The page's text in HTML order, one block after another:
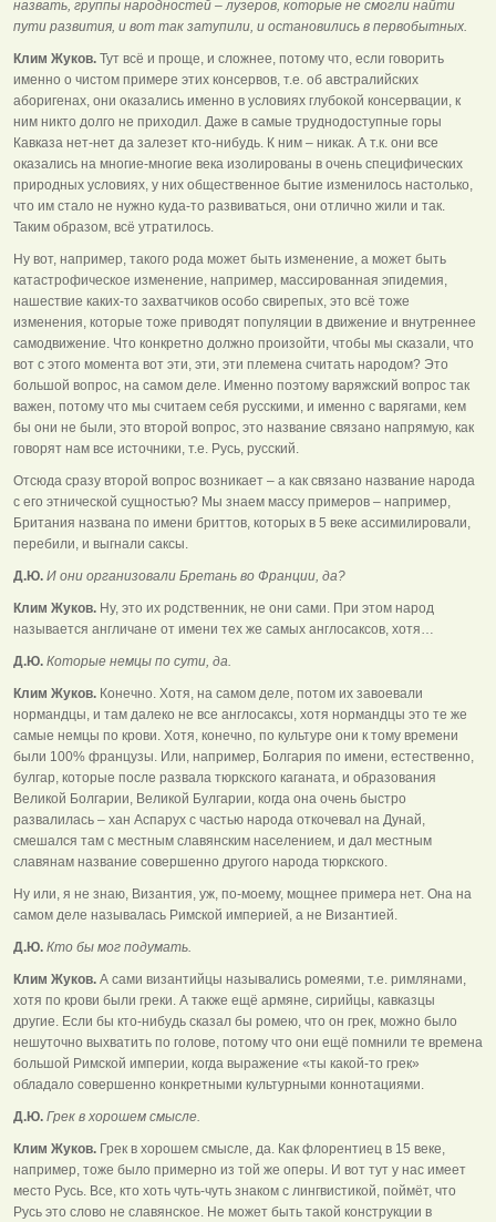
назвать, группы народностей – лузеров, которые не смогли найти
пути развития, и вот так затупили, и остановились в первобытных.
Клим Жуков. Тут всё и проще, и сложнее, потому что, если говорить
именно о чистом примере этих консервов, т.е. об австралийских
аборигенах, они оказались именно в условиях глубокой консервации, к
ним никто долго не приходил. Даже в самые труднодоступные горы
Кавказа нет-нет да залезет кто-нибудь. К ним – никак. А т.к. они все
оказались на многие-многие века изолированы в очень специфических
природных условиях, у них общественное бытие изменилось настолько,
что им стало не нужно куда-то развиваться, они отлично жили и так.
Таким образом, всё утратилось.
Ну вот, например, такого рода может быть изменение, а может быть
катастрофическое изменение, например, массированная эпидемия,
нашествие каких-то захватчиков особо свирепых, это всё тоже
изменения, которые тоже приводят популяции в движение и внутреннее
самодвижение. Что конкретно должно произойти, чтобы мы сказали, что
вот с этого момента вот эти, эти, эти племена считать народом? Это
большой вопрос, на самом деле. Именно поэтому варяжский вопрос так
важен, потому что мы считаем себя русскими, и именно с варягами, кем
бы они не были, это второй вопрос, это название связано напрямую, как
говорят нам все источники, т.е. Русь, русский.
Отсюда сразу второй вопрос возникает – а как связано название народа
с его этнической сущностью? Мы знаем массу примеров – например,
Британия названа по имени бриттов, которых в 5 веке ассимилировали,
перебили, и выгнали саксы.
Д.Ю. И они организовали Бретань во Франции, да?
Клим Жуков. Ну, это их родственник, не они сами. При этом народ
называется англичане от имени тех же самых англосаксов, хотя…
Д.Ю. Которые немцы по сути, да.
Клим Жуков. Конечно. Хотя, на самом деле, потом их завоевали
нормандцы, и там далеко не все англосаксы, хотя нормандцы это те же
самые немцы по крови. Хотя, конечно, по культуре они к тому времени
были 100% французы. Или, например, Болгария по имени, естественно,
булгар, которые после развала тюркского каганата, и образования
Великой Болгарии, Великой Булгарии, когда она очень быстро
развалилась – хан Аспарух с частью народа откочевал на Дунай,
смешался там с местным славянским населением, и дал местным
славянам название совершенно другого народа тюркского.
Ну или, я не знаю, Византия, уж, по-моему, мощнее примера нет. Она на
самом деле называлась Римской империей, а не Византией.
Д.Ю. Кто бы мог подумать.
Клим Жуков. А сами византийцы назывались ромеями, т.е. римлянами,
хотя по крови были греки. А также ещё армяне, сирийцы, кавказцы
другие. Если бы кто-нибудь сказал бы ромею, что он грек, можно было
нешуточно выхватить по голове, потому что они ещё помнили те времена
большой Римской империи, когда выражение «ты какой-то грек»
обладало совершенно конкретными культурными коннотациями.
Д.Ю. Грек в хорошем смысле.
Клим Жуков. Грек в хорошем смысле, да. Как флорентиец в 15 веке,
например, тоже было примерно из той же оперы. И вот тут у нас имеет
место Русь. Все, кто хоть чуть-чуть знаком с лингвистикой, поймёт, что
Русь это слово не славянское. Не может быть такой конструкции в